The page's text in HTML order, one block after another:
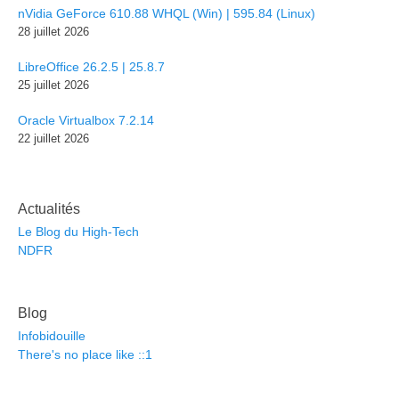
nVidia GeForce 610.88 WHQL (Win) | 595.84 (Linux)
28 juillet 2026
LibreOffice 26.2.5 | 25.8.7
25 juillet 2026
Oracle Virtualbox 7.2.14
22 juillet 2026
Actualités
Le Blog du High-Tech
NDFR
Blog
Infobidouille
There's no place like ::1